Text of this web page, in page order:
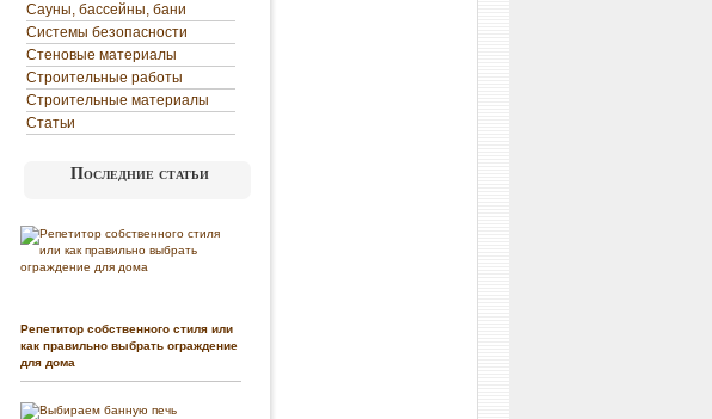
Сауны, бассейны, бани
Системы безопасности
Стеновые материалы
Строительные работы
Строительные материалы
Статьи
Последние статьи
Репетитор собственного стиля или
как правильно выбрать ограждение
для дома